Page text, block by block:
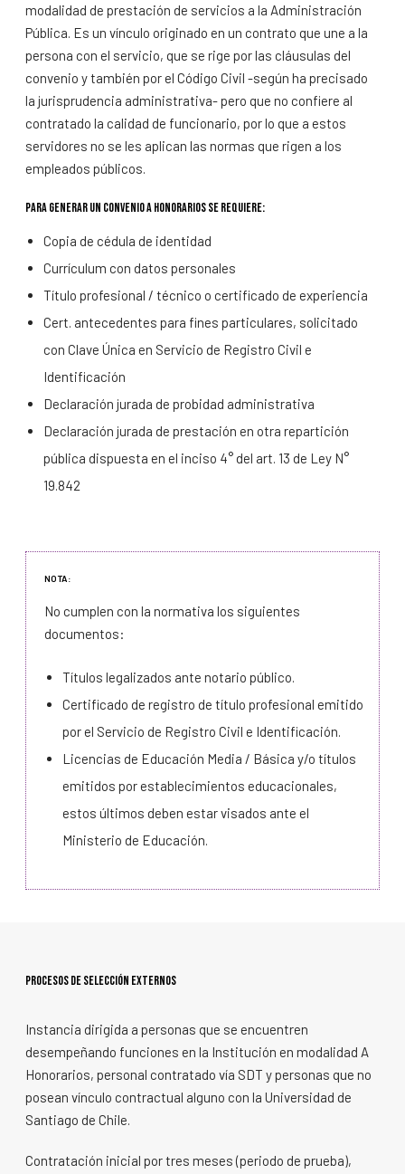
modalidad de prestación de servicios a la Administración
Pública. Es un vínculo originado en un contrato que une a la
persona con el servicio, que se rige por las cláusulas del
convenio y también por el Código Civil -según ha precisado
la jurisprudencia administrativa- pero que no confiere al
contratado la calidad de funcionario, por lo que a estos
servidores no se les aplican las normas que rigen a los
empleados públicos.
para generar un convenio a honorarios se requiere:
Copia de cédula de identidad
Currículum con datos personales
Título profesional / técnico o certificado de experiencia
Cert. antecedentes para fines particulares, solicitado
con Clave Única en Servicio de Registro Civil e
Identificación
Declaración jurada de probidad administrativa
Declaración jurada de prestación en otra repartición
pública dispuesta en el inciso 4° del art. 13 de Ley N°
19.842
NOTA:
No cumplen con la normativa los siguientes
documentos:
Títulos legalizados ante notario público.
Certificado de registro de título profesional emitido
por el Servicio de Registro Civil e Identificación.
Licencias de Educación Media / Básica y/o títulos
emitidos por establecimientos educacionales,
estos últimos deben estar visados ante el
Ministerio de Educación.
procesos de selección externos
Instancia dirigida a personas que se encuentren
desempeñando funciones en la Institución en modalidad A
Honorarios, personal contratado vía SDT y personas que no
posean vínculo contractual alguno con la Universidad de
Santiago de Chile.
Contratación inicial por tres meses (periodo de prueba),